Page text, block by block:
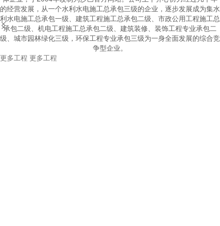
的经营发展，从一个水利水电施工总承包三级的企业，逐步发展成为集水
利水电施工总承包一级、建筑工程施工总承包二级、市政公用工程施工总
承包二级、机电工程施工总承包二级、建筑装修、装饰工程专业承包二
级、城市园林绿化三级，环保工程专业承包三级为一身全面发展的综合竞
争型企业。


更多工程 更多工程